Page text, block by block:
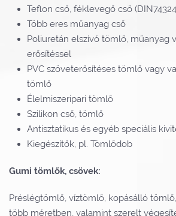
Teflon cső, féklevegő cső
Több eres műanyag cső
Poliuretán elszívó tömlő, műanyag
erősítéssel
PVC szöveterősítéses tömlő vagy
tömlő
Élelmiszeripari tömlő
Szilikon cső, tömlő
Antisztatikus és egyéb speciális
Kiegészítők, pl. Tömlődob
Gumi tömlők, csövek:
Préslégtömlő, víztömlő, kopásálló
több méretben, valamint szerelt